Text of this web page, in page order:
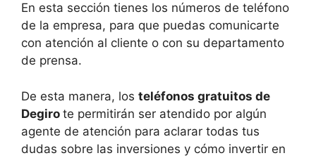
En esta sección tienes los números de teléfono
de la empresa, para que puedas comunicarte
con atención al cliente o con su departamento
de prensa.
De esta manera, los teléfonos gratuitos de
Degiro te permitirán ser atendido por algún
agente de atención para aclarar todas tus
dudas sobre las inversiones y cómo invertir en